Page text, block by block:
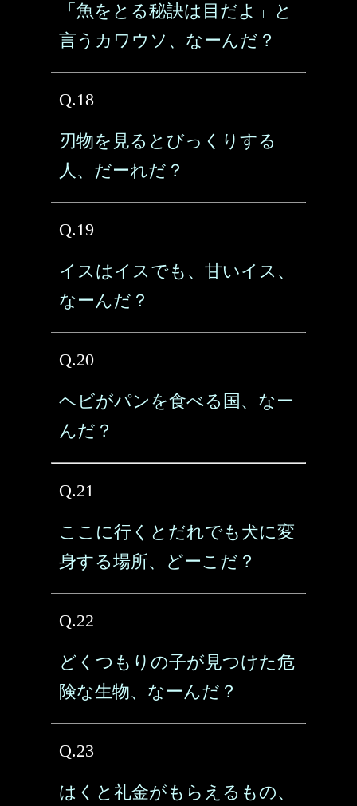
「魚をとる秘訣は目だよ」と
言うカワウソ、なーんだ？
Q.18
刃物を見るとびっくりする
人、だーれだ？
Q.19
イスはイスでも、甘いイス、
なーんだ？
Q.20
ヘビがパンを食べる国、なー
んだ？
Q.21
ここに行くとだれでも犬に変
身する場所、どーこだ？
Q.22
どくつもりの子が見つけた危
険な生物、なーんだ？
Q.23
はくと礼金がもらえるもの、